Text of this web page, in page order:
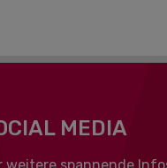
MEDIA